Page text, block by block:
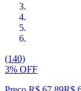
(140)
3% OFF